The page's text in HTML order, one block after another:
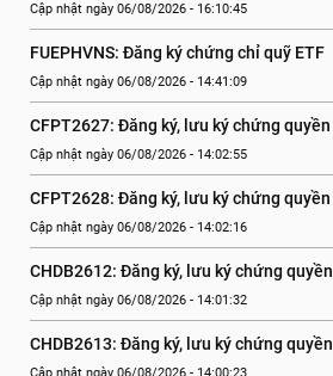
Cập nhật ngày 06/08/2026 - 16:10:45
FUEPHVNS: Đăng ký chứng chỉ quỹ ETF
Cập nhật ngày 06/08/2026 - 14:41:09
CFPT2627: Đăng ký, lưu ký chứng quyền
Cập nhật ngày 06/08/2026 - 14:02:55
CFPT2628: Đăng ký, lưu ký chứng quyền
Cập nhật ngày 06/08/2026 - 14:02:16
CHDB2612: Đăng ký, lưu ký chứng quyền
Cập nhật ngày 06/08/2026 - 14:01:32
CHDB2613: Đăng ký, lưu ký chứng quyền